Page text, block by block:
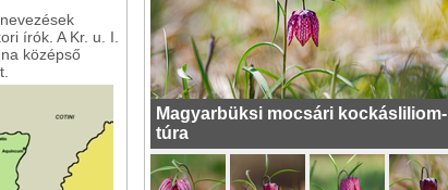
írók. A Kr. u. I.
középső
Magyarbüksi mocsári kockásliliom-
túra